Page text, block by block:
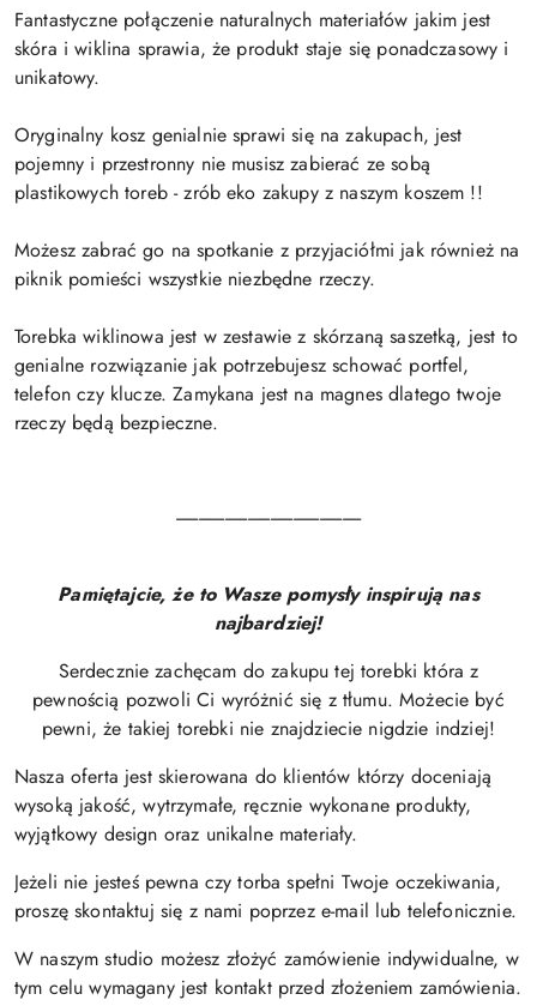
Fantastyczne połączenie naturalnych materiałów jakim jest
skóra i wiklina sprawia, że produkt staje się ponadczasowy i
unikatowy.
Oryginalny kosz genialnie sprawi się na zakupach, jest
pojemny i przestronny nie musisz zabierać ze sobą
plastikowych toreb - zrób eko zakupy z naszym koszem !!
Możesz zabrać go na spotkanie z przyjaciółmi jak również na
piknik pomieści wszystkie niezbędne rzeczy.
Torebka wiklinowa jest w zestawie z skórzaną saszetką, jest to
genialne rozwiązanie jak potrzebujesz schować portfel,
telefon czy klucze. Zamykana jest na magnes dlatego twoje
rzeczy będą bezpieczne.
-------------------------------------------------
Pamiętajcie, że to Wasze pomysły inspirują nas
najbardziej!
Serdecznie zachęcam do zakupu tej torebki która z
pewnością pozwoli Ci wyróżnić się z tłumu. Możecie być
pewni, że takiej torebki nie znajdziecie nigdzie indziej!
Nasza oferta jest skierowana do klientów którzy doceniają
wysoką jakość, wytrzymałe, ręcznie wykonane produkty,
wyjątkowy design oraz unikalne materiały.
Jeżeli nie jesteś pewna czy torba spełni Twoje oczekiwania,
proszę skontaktuj się z nami poprzez e-mail lub telefonicznie.
W naszym studio możesz złożyć zamówienie indywidualne, w
tym celu wymagany jest kontakt przed złożeniem zamówienia.